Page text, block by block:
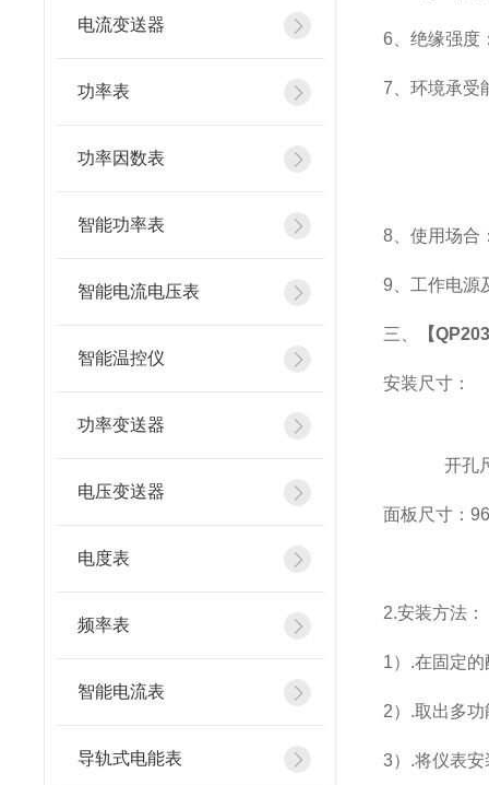
电流变送器
功率表
功率因数表
智能功率表
智能电流电压表
智能温控仪
功率变送器
电压变送器
电度表
频率表
智能电流表
导轨式电能表
6 、绝缘强
7 、环境承
8 、使用场
9 、工作电
三、 【
安装尺寸：
开孔
面板尺寸：
2.安装方法：
1）.在固定
2）.取出多
3）.将仪表